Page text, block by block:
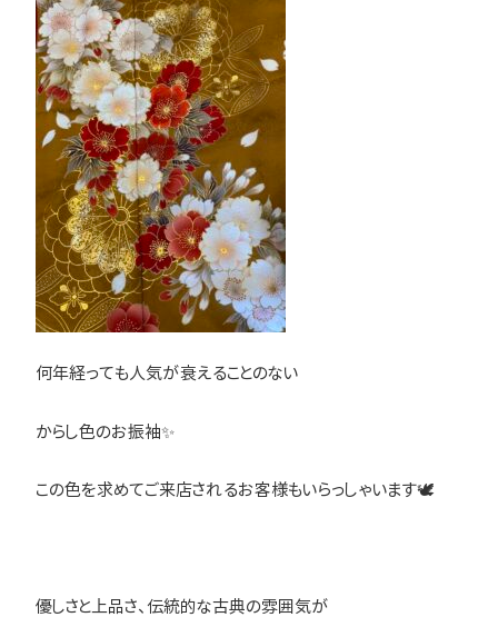
何年経っても人気が衰えることのない
からし色のお振袖✨
この色を求めてご来店されるお客様もいらっしゃいます🕊
優しさと上品さ、伝統的な古典の雰囲気が